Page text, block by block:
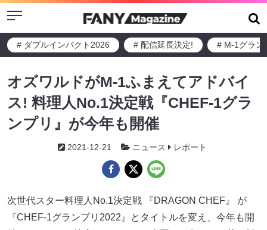
Menu
# ダブルインパクト2026 # 配信延長決定! # M-1グラン
オズワルドがM-1ふまえてアドバイ
ス! 料理人No.1決定戦『CHEF-1グラ
ンプリ』が今年も開催
2021-12-21 ニュース レポート
次世代スター料理人No.1決定戦 『DRAGON CHEF』 が
『CHEF-1グランプリ2022』とタイトルを変え、今年も開